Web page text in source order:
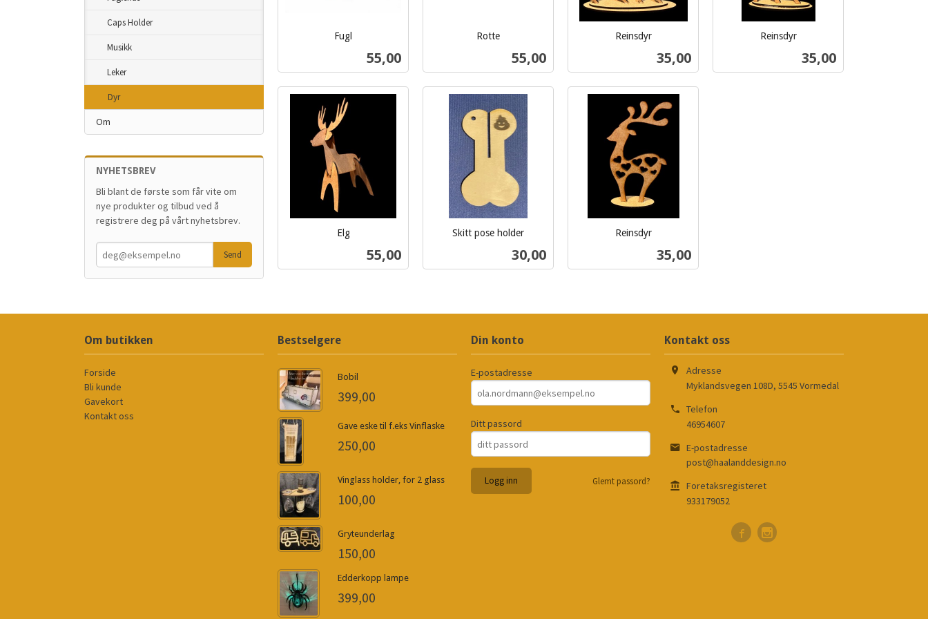
Fugl
Pris
55,00
Kjøp
Rotte
Pris
55,00
Kjøp
Reinsdyr
Pris
35,00
Kjøp
Reinsdyr
Pris
35,00
Elg
Pris
55,00
Skitt pose holder
Pris
30,00
Reinsdyr
Pris
35,00
Caps Holder
Musikk
Leker
Dyr
Om
NYHETSBREV
Bli blant de første som får vite om
nye produkter og tilbud ved å
registrere deg på vårt nyhetsbrev.
Om butikken
Forside
Bli kunde
Gavekort
Kontakt oss
Bestselgere
Bobil
399,00
Gave eske til f.eks Vinflaske
250,00
Vinglass holder, for 2 glass
100,00
Gryteunderlag
150,00
Edderkopp lampe
399,00
Din konto
E-postadresse
Ditt passord
Glemt passord?
Kontakt oss
Adresse
Myklandsvegen 108D, 5545 Vormedal
Telefon
46954607
E-postadresse
post@haalanddesign.no
Foretaksregisteret
933179052